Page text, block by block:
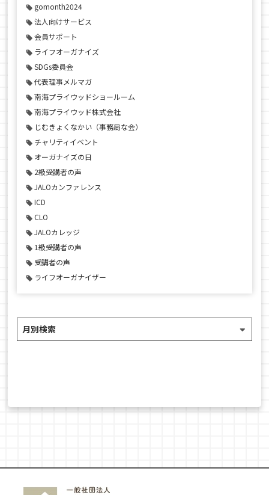
gomonth2024
法人向けサービス
会員サポート
ライフオーガナイズ
SDGs委員会
代表理事メルマガ
南海プライウッドショールーム
南海プライウッド株式会社
じむきょくなかい（事務局な会）
チャリティイベント
オーガナイズの日
2級受講者の声
JALOカンファレンス
ICD
CLO
JALOカレッジ
1級受講者の声
受講者の声
ライフオーガナイザー